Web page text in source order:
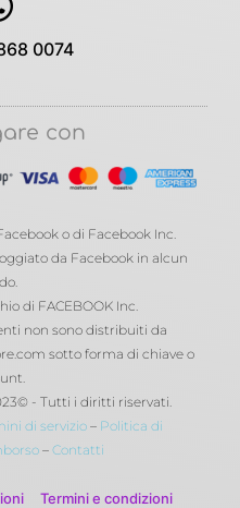
0074
con
o di Facebook Inc.
da Facebook in alcun
di FACEBOOK Inc.
non sono distribuiti da
sotto forma di chiave o
- Tutti i diritti riservati.
di servizio – Politica di
– Contatti
Termini e condizioni